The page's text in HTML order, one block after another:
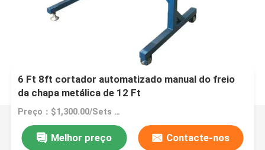
6 Ft 8ft cortador automatizado manual do freio
da chapa metálica de 12 Ft
Preço：$1,300.00/Sets >=1 Sets
Melhor preço Contacte-nos